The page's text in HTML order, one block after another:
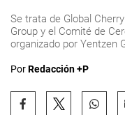
Se trata de Global
Group y el Comité de
organizado por Yentzen
PorRedacción +P